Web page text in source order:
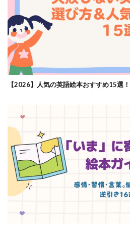
【2026】人気の英語絵本おすすめ15選